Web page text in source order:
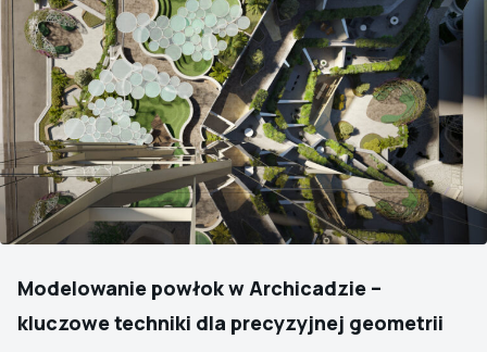
Modelowanie powłok w Archicadzie –
kluczowe techniki dla precyzyjnej geometrii